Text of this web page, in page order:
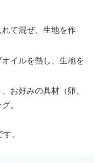
て混ぜ、生地を作
イルを熱し、生地を
お好みの具材（卵、
。
。